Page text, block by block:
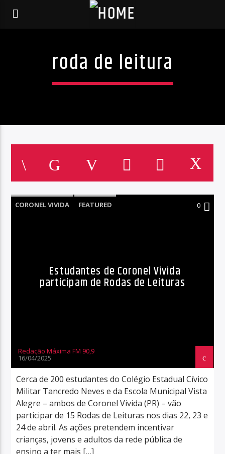
roda de leitura
CORONEL VIVIDA FEATURED 0
Estudantes de Coronel Vivida
participam de Rodas de Leituras
Redação Máxima FM 90,9
16/04/2025
Cerca de 200 estudantes do Colégio Estadual Cívico
Militar Tancredo Neves e da Escola Municipal Vista
Alegre – ambos de Coronel Vivida (PR) – vão
participar de 15 Rodas de Leituras nos dias 22, 23 e
24 de abril. As ações pretendem incentivar
crianças, jovens e adultos da rede pública de
ensino a ter mais […]